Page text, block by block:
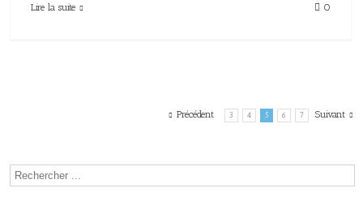
Lire la suite 0
Précédent 3 4 5 6 7 Suivant